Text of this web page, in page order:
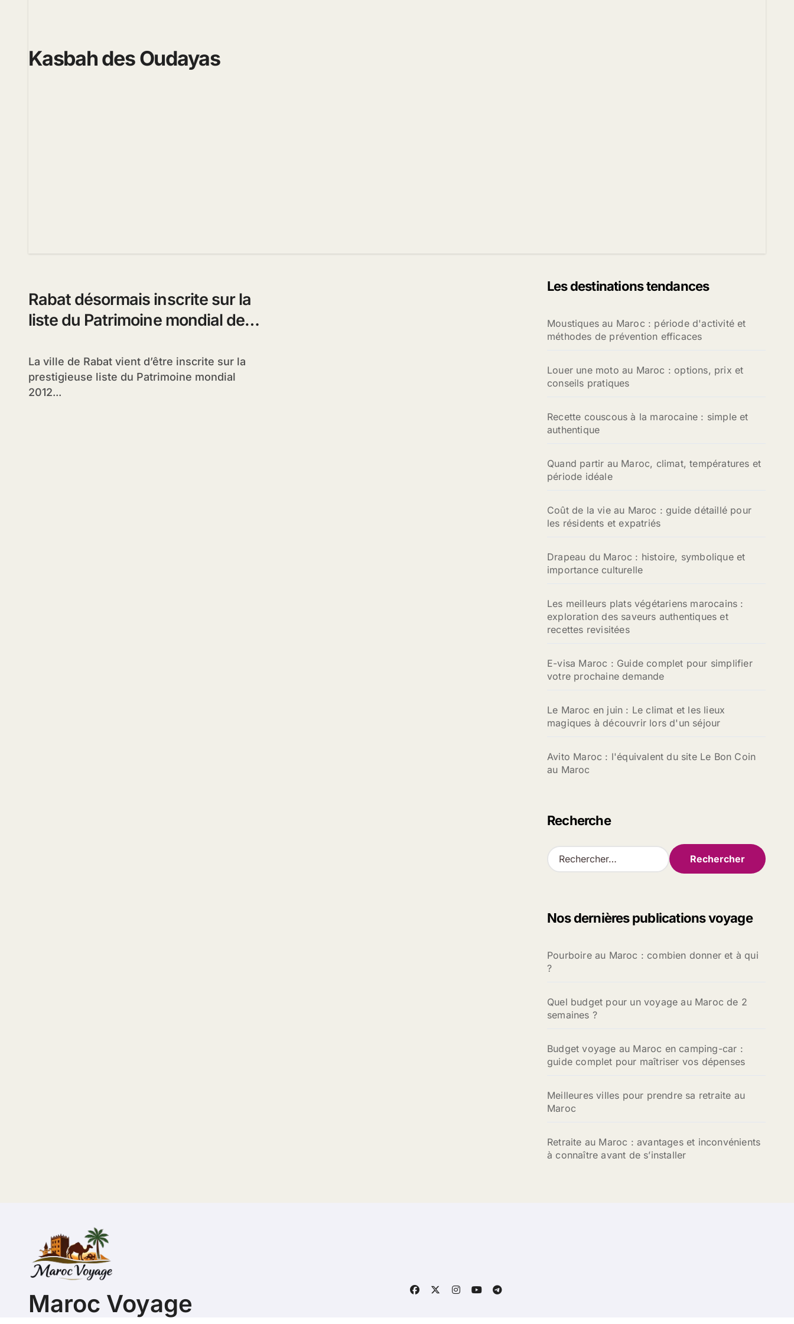
Kasbah des Oudayas
Rabat désormais inscrite sur la
liste du Patrimoine mondial de
La ville de Rabat vient d’être inscrite sur la
prestigieuse liste du Patrimoine mondial
2012...
Les destinations tendances
Moustiques au Maroc : période d'activité et
méthodes de prévention efficaces
Louer une moto au Maroc : options, prix et
conseils pratiques
Recette couscous à la marocaine : simple et
authentique
Quand partir au Maroc, climat, températures et
période idéale
Coût de la vie au Maroc : guide détaillé pour
les résidents et expatriés
Drapeau du Maroc : histoire, symbolique et
importance culturelle
Les meilleurs plats végétariens marocains :
exploration des saveurs authentiques et
recettes revisitées
E-visa Maroc : Guide complet pour simplifier
votre prochaine demande
Le Maroc en juin : Le climat et les lieux
magiques à découvrir lors d'un séjour
Avito Maroc : l'équivalent du site Le Bon Coin
au Maroc
Recherche
R
e
r
e
r
Nos dernières publications voyage
Pourboire au Maroc : combien donner et à qui
?
Quel budget pour un voyage au Maroc de 2
semaines ?
Budget voyage au Maroc en camping-car :
guide complet pour maîtriser vos dépenses
Meilleures villes pour prendre sa retraite au
Maroc
Retraite au Maroc : avantages et inconvénients
à connaître avant de s’installer
Maroc Voyage